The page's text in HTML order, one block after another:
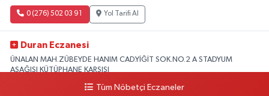
0 (276) 502 03 91 Yol Tarifi Al
Duran Eczanesi
ÜNALAN MAH.ZÜBEYDE HANIM CAD.YİĞİT SOK.NO.2 A STADYUM
AŞAĞISI KÜTÜPHANE KARŞISI
Yol Tarifi Al
Tüm Nöbetçi Eczaneler